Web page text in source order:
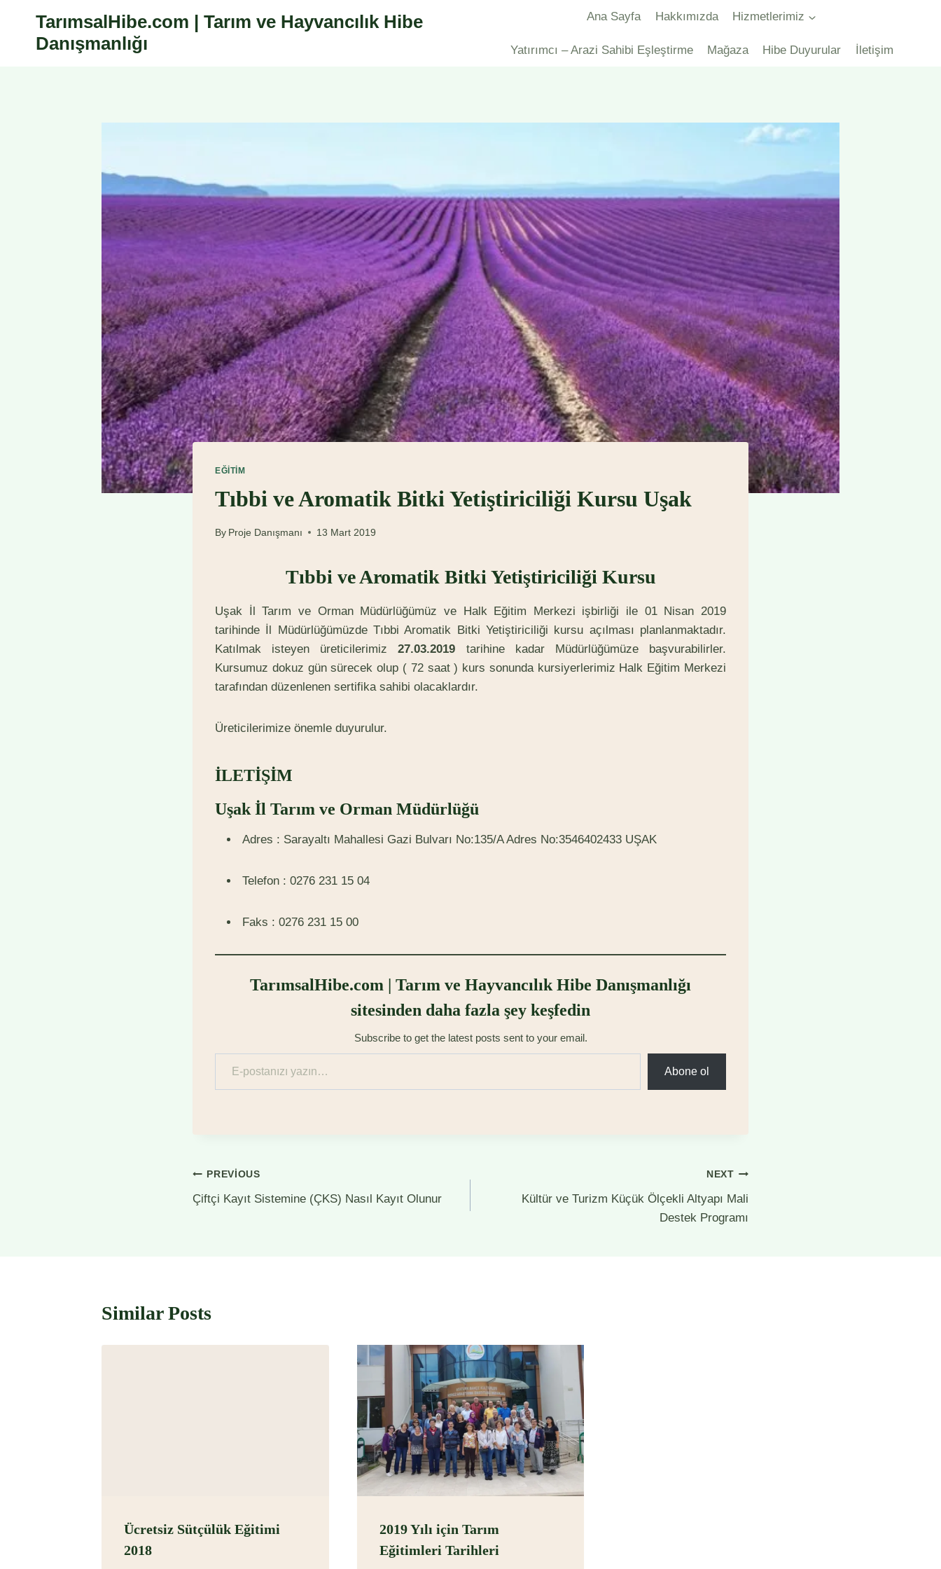
content
TarımsalHibe.com | Tarım ve Hayvancılık Hibe
Danışmanlığı
Ana Sayfa Hakkımızda Hizmetlerimiz
Yatırımcı – Arazi Sahibi Eşleştirme Mağaza Hibe Duyurular İletişim
EĞITIM
Tıbbi ve Aromatik Bitki Yetiştiriciliği Kursu Uşak
By Proje Danışmanı 13 Mart 2019
Tıbbi ve Aromatik Bitki Yetiştiriciliği Kursu
Uşak İl Tarım ve Orman Müdürlüğümüz ve Halk Eğitim Merkezi işbirliği ile 01 Nisan 2019
tarihinde İl Müdürlüğümüzde Tıbbi Aromatik Bitki Yetiştiriciliği kursu açılması planlanmaktadır.
Katılmak isteyen üreticilerimiz27.03.2019 tarihine kadar Müdürlüğümüze başvurabilirler.
Kursumuz dokuz gün sürecek olup ( 72 saat ) kurs sonunda kursiyerlerimiz Halk Eğitim Merkezi
tarafından düzenlenen sertifika sahibi olacaklardır.
Üreticilerimize önemle duyurulur.
İLETİŞİM
Uşak İl Tarım ve Orman Müdürlüğü
Adres : Sarayaltı Mahallesi Gazi Bulvarı No:135/A Adres No:3546402433 UŞAK
Telefon : 0276 231 15 04
Faks : 0276 231 15 00
TarımsalHibe.com | Tarım ve Hayvancılık Hibe Danışmanlığı
sitesinden daha fazla şey keşfedin
Subscribe to get the latest posts sent to your email.
E-postanızı yazın…
Abone ol
Yazı
gezinmesi
PREVIOUS
Çiftçi Kayıt Sistemine (ÇKS) Nasıl Kayıt Olunur
NEXT
Kültür ve Turizm Küçük Ölçekli Altyapı Mali
Destek Programı
Similar Posts
Ücretsiz Sütçülük Eğitimi
2018
2019 Yılı için Tarım
Eğitimleri Tarihleri